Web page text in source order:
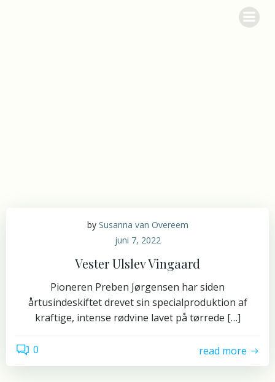
by Susanna van Overeem
juni 7, 2022
Vester Ulslev Vingaard
Pioneren Preben Jørgensen har siden
årtusindeskiftet drevet sin specialproduktion af
kraftige, intense rødvine lavet på tørrede […]
0 read more